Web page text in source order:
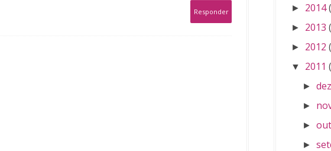
Responder ► 2014
► 2013
► 2012
▼ 2011
►
►
►
►